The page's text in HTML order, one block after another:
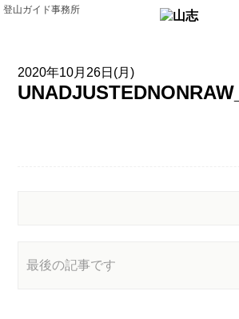
登山ガイド事務所
2020年10月26日(月)
最後の記事です